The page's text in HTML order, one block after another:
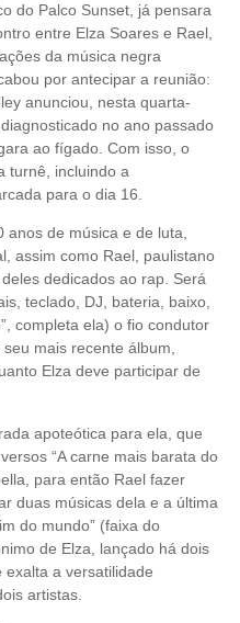
do Palco Sunset, já pensara
entre Elza Soares e Rael,
da música negra
por antecipar a reunião:
anunciou, nesta quarta-
no ano passado
ao fígado. Com isso, o
turnê, incluindo a
para o dia 16.
anos de música e de luta,
assim como Rael, paulistano
dedicados ao rap. Será
teclado, DJ, bateria, baixo,
completa ela) o fio condutor
mais recente álbum,
Elza deve participar de
apoteótica para ela, que
“A carne mais barata do
para então Rael fazer
duas músicas dela e a última
do mundo” (faixa do
de Elza, lançado há dois
a versatilidade
artistas.